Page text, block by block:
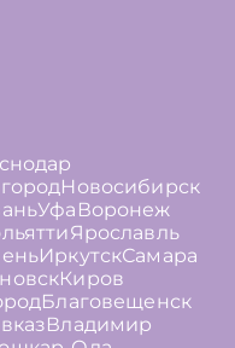
Новосибирск
Уфа Воронеж
Ярославль
ИркутскСамара
Киров
Благовещенск
Владимир